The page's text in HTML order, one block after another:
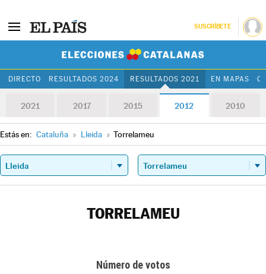
SUSCRÍBETE
DIRECTO RESULTADOS 2024 RESULTADOS 2021 EN MAPAS
2021 2017 2015 2012 2010
Estás en: Cataluña » Lleida » Torrelameu
TORRELAMEU
Número de votos